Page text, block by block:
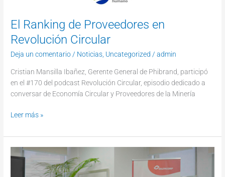
El Ranking de Proveedores en
Revolución Circular
Deja un comentario / Noticias Uncategorized /admin
Cristian Mansilla Ibañez, Gerente General de Phibrand, participó
en el #170 del podcast Revolución Circular, episodio dedicado a
conversar de Economía Circular y Proveedores de la Minería
Leer más »
Phibrand